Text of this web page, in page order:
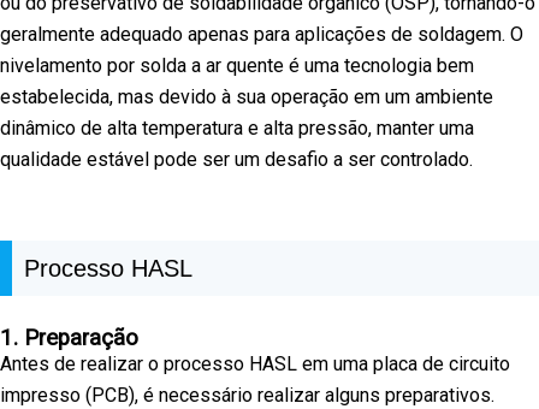
geralmente adequado apenas para aplicações de soldagem. O
nivelamento por solda a ar quente é uma tecnologia bem
estabelecida, mas devido à sua operação em um ambiente
dinâmico de alta temperatura e alta pressão, manter uma
qualidade estável pode ser um desafio a ser controlado.
Processo HASL
1. Preparação
Antes de realizar o processo HASL em uma placa de circuito
impresso (PCB), é necessário realizar alguns preparativos.